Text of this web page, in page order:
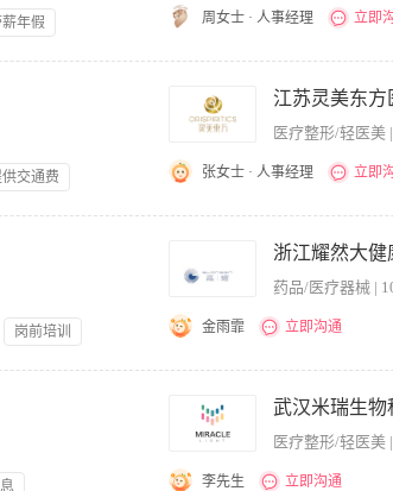
年假
周女士 · 人事经理 立即
，认真做好病案等医疗文书记录；督促、检查、审定医疗
，护理部进行专业技术指导； 6、执行各项规章制度和技术
完成评估并提出专家处理建议；9、完成上级领导交办的其
验，三年以上无创微创美容经验。 3、具有良好的语言表达
交通费
医疗整形/轻医美
张女士 · 人事经理 立即
作经验 2.熟悉本地区卫生局相关行业政策 3.具备较强的沟通
岗前培训
药品/医疗器械 |
金雨霏 立即沟通
求： 1.优秀的职业素养和道德操守，强烈的事业心和责任
公软件 3.10年以上同行同岗工作经验，无不良从业记录 4.年
武汉米瑞生物
医疗整形/轻医美
李先生 立即沟通